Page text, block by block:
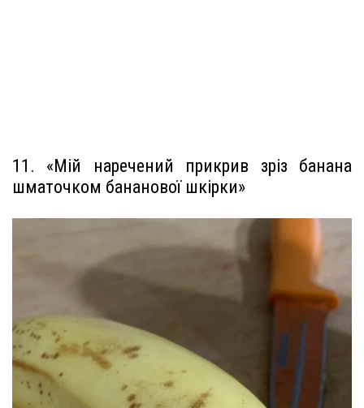
11. «Мій наречений прикрив зріз банана
шматочком бананової шкірки»